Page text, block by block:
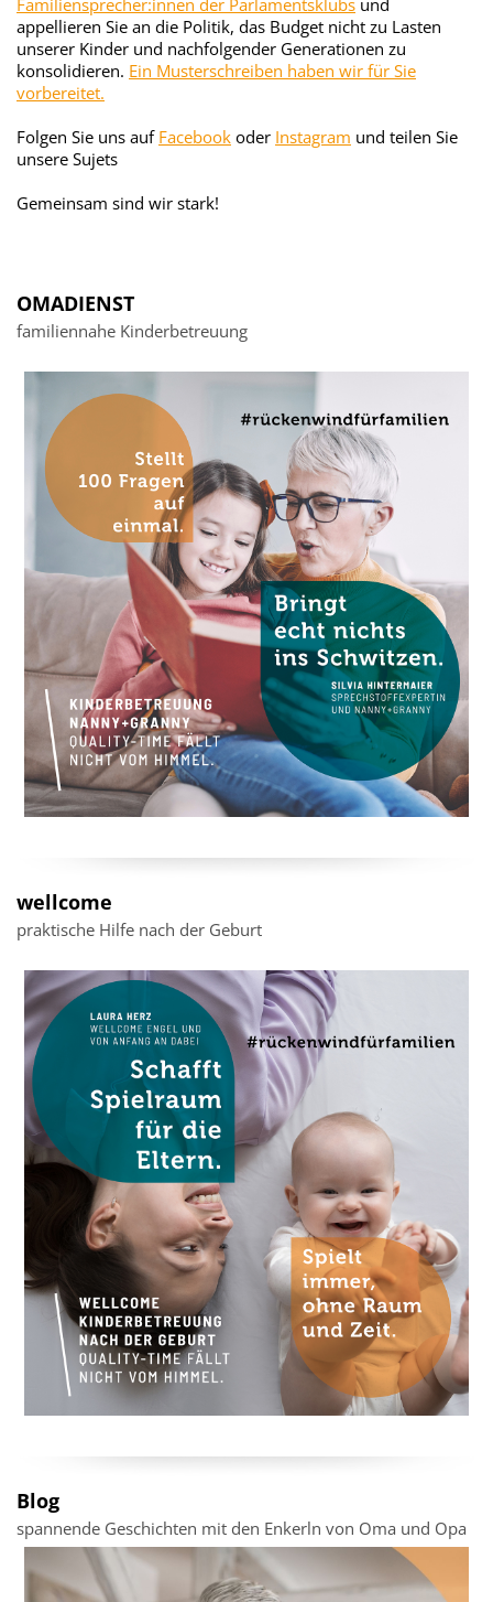
Familiensprecher:innen der Parlamentsklubs und
appellieren Sie an die Politik, das Budget nicht zu Lasten
unserer Kinder und nachfolgender Generationen zu
konsolidieren. Ein Musterschreiben haben wir für Sie
vorbereitet.
Folgen Sie uns auf Facebook oder Instagram und teilen Sie
unsere Sujets
Gemeinsam sind wir stark!
OMADIENST
familiennahe Kinderbetreuung
wellcome
praktische Hilfe nach der Geburt
Blog
spannende Geschichten mit den Enkerln von Oma und Opa